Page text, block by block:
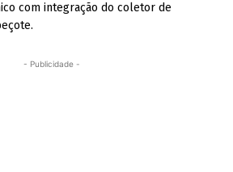
com integração do coletor de
- Publicidade -